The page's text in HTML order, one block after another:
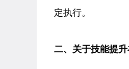
定执行。
二、关于技能提